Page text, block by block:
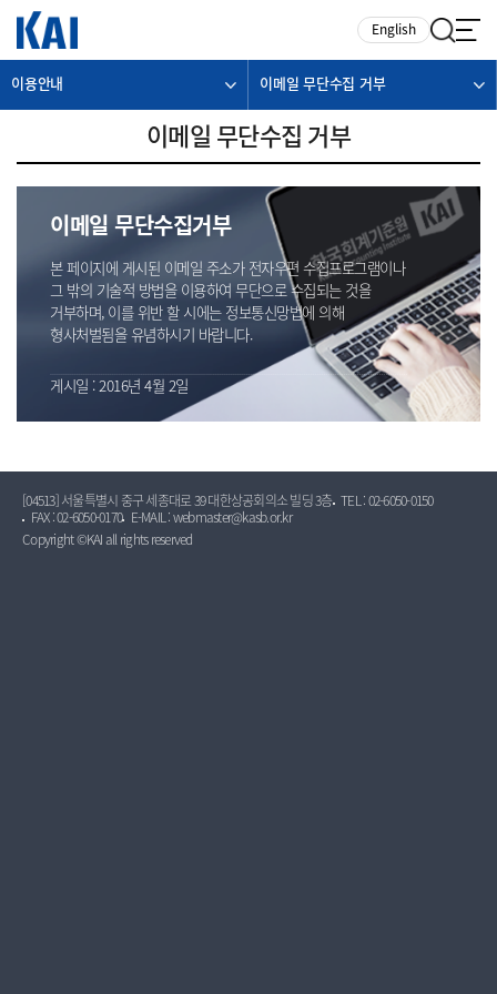
English
이용안내 이메일 무단수집 거부
이메일 무단수집 거부
이메일 무단수집거부
본 페이지에 게시된 이메일 주소가 전자우편 수집프로그램이나
그 밖의 기술적 방법을 이용하여 무단으로 수집되는 것을
거부하며, 이를 위반 할 시에는 정보통신망법에 의해
형사처벌됨을 유념하시기 바랍니다.
게시일 : 2016년 4월 2일
[04513] 서울특별시 중구 세종대로 39 대한상공회의소 빌딩 3층 TEL : 02-6050-0150
FAX : 02-6050-0170
E-MAIL : webmaster@kasb.or.kr
Copyright ©KAI all rights reserved